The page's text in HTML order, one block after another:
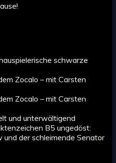
schwarze
Zocalo – mit Carsten
Zocalo – mit Carsten
und unterwältigend
B5 ungedöst:
der schleimende Senator